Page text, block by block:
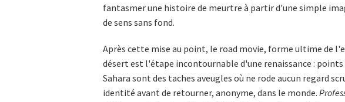
fantasmer une histoire de meurtre à partir d'une simple
de sens sans fond.
Après cette mise au point, le road movie, forme ultime de
désert est l'étape incontournable d'une renaissance :
Sahara sont des taches aveugles où ne rode aucun regard
identité avant de retourner, anonyme, dans le monde.